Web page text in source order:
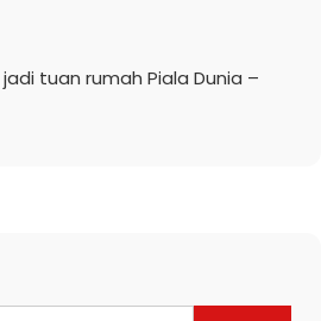
tuan rumah Piala Dunia –